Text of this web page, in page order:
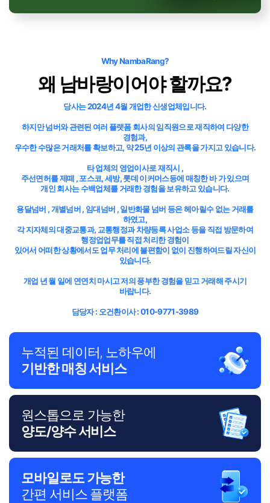
Why NambaRang?
왜 남바랑이어야 할까요?
당사는 2024년 4월 개업한 신생업체입니다.
하지만 넘버와 관련된 여러 플랫폼 회사의 임직원으로 재직하여 다양한
경험과,
우수한 수많은 거래처를 확보하고, 약 25년 이상의 관록을 가지고 있습니다.
타 업체의 영업이사로 재직시 ,
주선면허를 제떼 , 포스코, 세방, 롯데 이커머스등에 매칭한 바 가 있으며
개인 회사는 수백업체를 거래한 경험을 보유하고 있습니다.
용달넘버 , 개별넘버 , 임대넘버 , 일반화물 넘버 등은 헤아릴수 없는 거래를
하였고,
각 지자체의 대중교통과, 교통행정과 차량등록 사업소 등을 직접 방문하여
행정업업무를 직접 처리한 경험이
있어서 어떠한 상황에서도 업무 처리에 불편함이 없이 진행하여드릴 자신이
있습니다.
개업 년 월 일에 연연치 마시고 저의 풍부한 경험을 믿고 거래해 주시기
바랍니다.
담당자 : 오건환이사 : 010-9771-3989
누적된 데이터, 노하우에
기반한 매칭 서비스
원스톱으로 가능한
양도/양수 서비스
모바일로도 가능한
간편 서비스 플랫폼